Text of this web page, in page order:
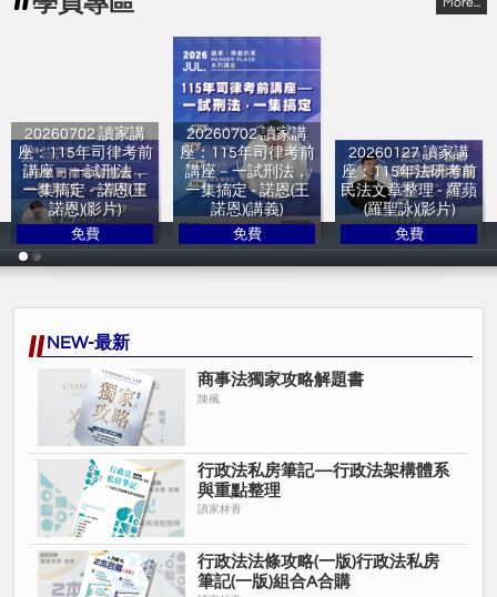
More...
20260702 讀家講
座：115年司律考前
講座－一試刑法，
一集搞定 - 諾恩(王
諾恩)(影片)
讀家補習班
免費
20260702 讀家講
座：115年司律考前
講座－一試刑法，
一集搞定 - 諾恩(王
諾恩)(講義)
讀家補習班
免費
20260127 讀家講
座：115年法研考前
民法文章整理 - 羅蘋
(羅聖詠)(影片)
讀家補習班
免費
NEW-最新
商事法獨家攻略解題書
陳楓
行政法私房筆記—行政法架構體系
與重點整理
讀家林青
行政法法條攻略(一版)行政法私房
筆記(一版)組合A合購